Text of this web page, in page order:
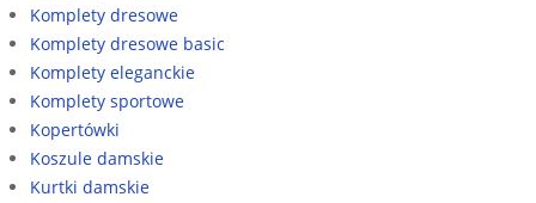
Komplety dresowe
Komplety dresowe basic
Komplety eleganckie
Komplety sportowe
Kopertówki
Koszule damskie
Kurtki damskie